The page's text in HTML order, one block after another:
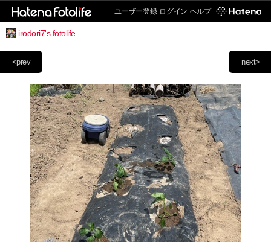
ユーザー登録 ログイン ヘルプ
irodori7's fotolife
next>
<prev